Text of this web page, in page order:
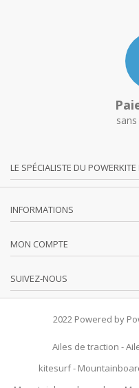
LE SPÉCIALISTE DU POWERKITE
INFORMATIONS
MON COMPTE
SUIVEZ-NOUS
2022 Powered by
Ailes de traction -
kitesurf-